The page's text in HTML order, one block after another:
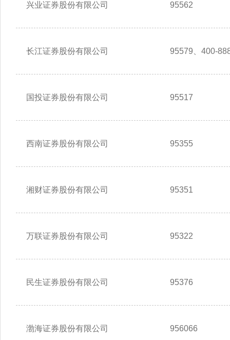
兴业证券股份有限公司 95562
长江证券股份有限公司 95579、400-
国投证券股份有限公司 95517
西南证券股份有限公司 95355
湘财证券股份有限公司 95351
万联证券股份有限公司 95322
民生证券股份有限公司 95376
渤海证券股份有限公司 956066